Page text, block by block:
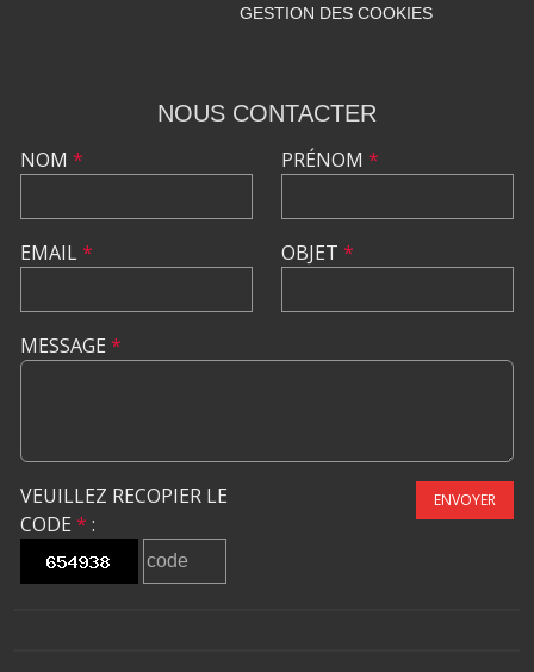
GESTION DES COOKIES
NOUS CONTACTER
NOM *
EMAIL*
PRÉNOM *
OBJET *
MESSAGE *
VEUILLEZ RECOPIER LE
CODE * :
ENVOYER